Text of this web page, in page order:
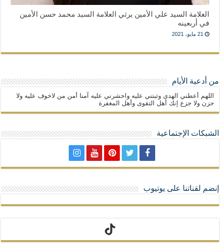
العلامة السيد علي الأمين يرثي العلامة السيد محمد حسن الأمين
في أربعينه
21 مايو، 2021
من أدعية الأيام
اللهم أعطني الهدى وثبتني عليه واحشرني عليه آمنا أمن من لاخوف عليه ولا
حزن ولا جزع إنك أهل التقوى وأهل المغفرة
الشبكات الإجتماعية
إنضم لقناتنا على يوتيوب
تيك توك